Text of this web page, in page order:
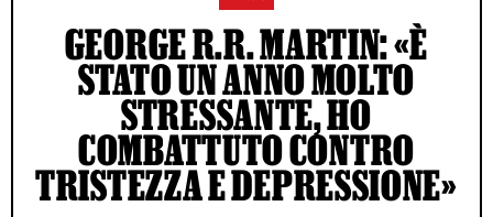
GEORGE R.R. MARTIN: «È
STATO UN ANNO MOLTO
STRESSANTE, HO
COMBATTUTO CONTRO
TRISTEZZA E DEPRESSIONE»